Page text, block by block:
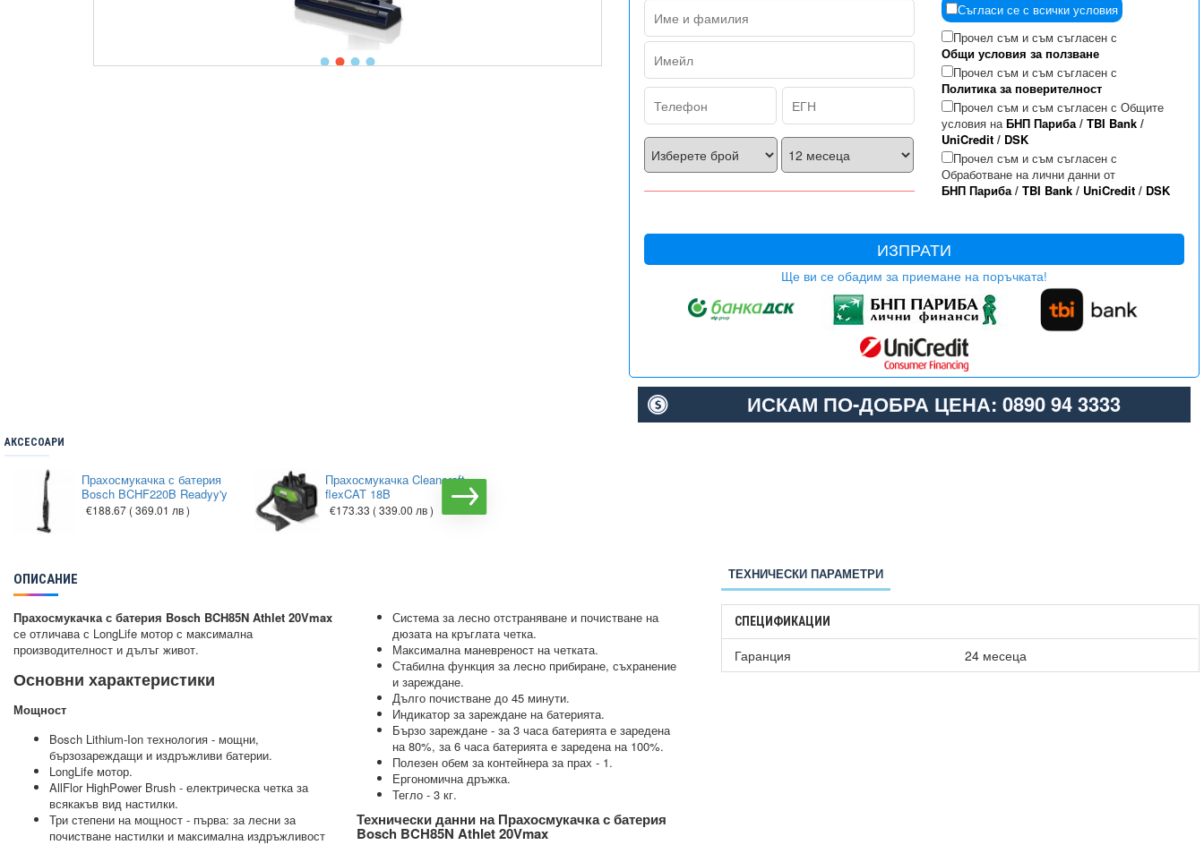
Съгласи се с всички условия
Прочел съм и съм съгласен с
Общи условия за ползване
Прочел съм и съм съгласен с
Политика за поверителност
Прочел съм и съм съгласен с Общите
условия наБНП Париба/ TBI Bank/
UniCredit/ DSK
Прочел съм и съм съгласен с
Обработване на лични данни от
БНП Париба/ TBI Bank/ UniCredit/ DSK
ИЗПРАТИ
Ще ви се обадим за приемане на поръчката!
ИСКАМ ПО-ДОБРА ЦЕНА: 0890 94 3333
АКСЕСОАРИ
Прахосмукачка с батерия
Bosch BCHF220B Readyy'y
€188.67 ( 369.01 лв )
Прахосмукачка Cleancraft
flexCAT 18B
€173.33 ( 339.00 лв )
ОПИСАНИЕ
Прахосмукачка с батерия Bosch BCH85N Athlet 20Vmax
се отличава с LongLife мотор с максимална
производителност и дълъг живот.
Основни характеристики
Мощност
Bosch Lithium-Ion технология - мощни,
бързозареждащи и издръжливи батерии.
LongLife мотор.
AllFlor HighPower Brush - електрическа четка за
всякакъв вид настилки.
Три степени на мощност - първа: за лесни за
почистване настилки и максимална издръжливост
Система за лесно отстраняване и почистване на
дюзата на кръглата четка.
Максимална маневреност на четката.
Стабилна функция за лесно прибиране, съхранение
и зареждане.
Дълго почистване до 45 минути.
Индикатор за зареждане на батерията.
Бързо зареждане - за 3 часа батерията е заредена
на 80%, за 6 часа батерията е заредена на 100%.
Полезен обем за контейнера за прах - 1.
Ергономична дръжка.
Тегло - 3 кг.
Технически данни на Прахосмукачка с батерия
Bosch BCH85N Athlet 20Vmax
ТЕХНИЧЕСКИ ПАРАМЕТРИ
СПЕЦИФИКАЦИИ
Гаранция 24 месеца